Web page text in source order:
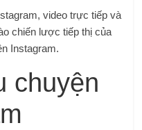
video trực tiếp và
chiến lược tiếp thị của
Instagram.
chuyện